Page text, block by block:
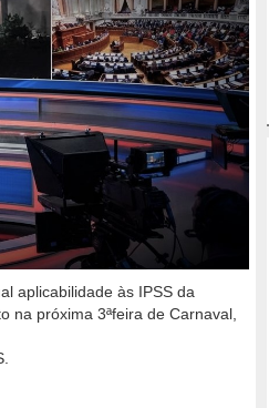
aplicabilidade às IPSS da
na próxima 3ªfeira de Carnaval,